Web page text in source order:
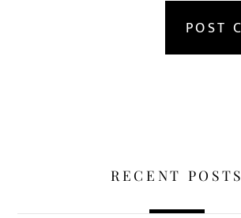
RECENT POSTS